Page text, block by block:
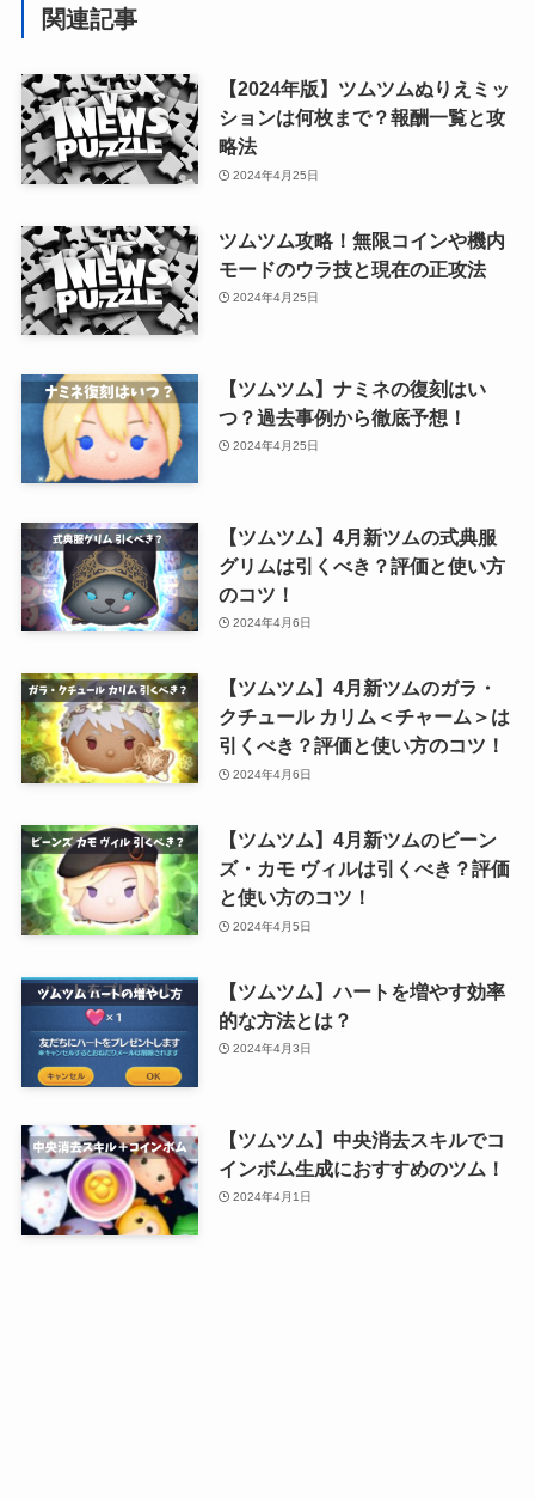
関連記事
【2024年版】ツムツムぬりえミッ
ションは何枚まで？報酬一覧と攻
略法
2024年4月25日
ツムツム攻略！無限コインや機内
モードのウラ技と現在の正攻法
2024年4月25日
【ツムツム】ナミネの復刻はい
つ？過去事例から徹底予想！
2024年4月25日
【ツムツム】4月新ツムの式典服
グリムは引くべき？評価と使い方
のコツ！
2024年4月6日
【ツムツム】4月新ツムのガラ・
クチュール カリム＜チャーム＞は
引くべき？評価と使い方のコツ！
2024年4月6日
【ツムツム】4月新ツムのビーン
ズ・カモ ヴィルは引くべき？評価
と使い方のコツ！
2024年4月5日
【ツムツム】ハートを増やす効率
的な方法とは？
2024年4月3日
【ツムツム】中央消去スキルでコ
インボム生成におすすめのツム！
2024年4月1日